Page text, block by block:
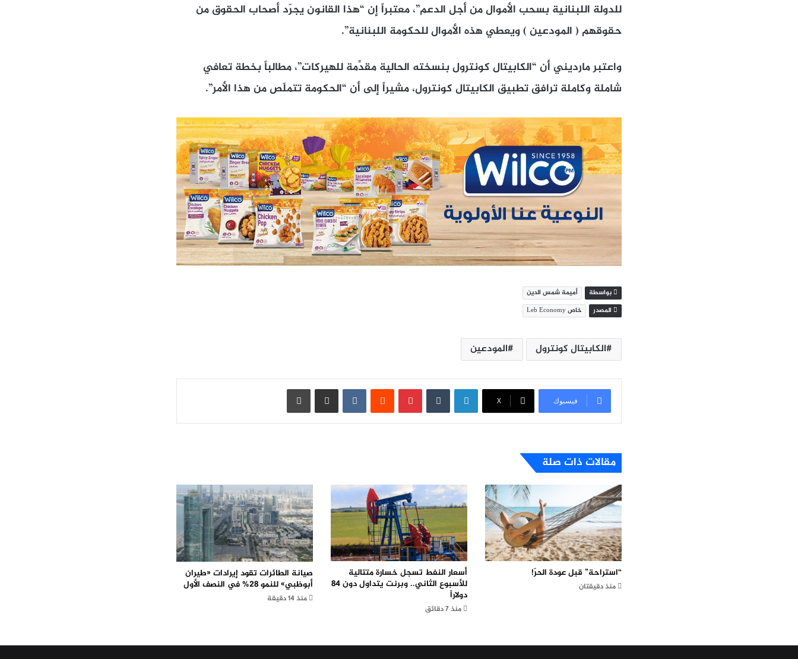
للدولة اللبنانية بسحب الأموال من أجل الدعم”، معتبراً إن “هذا القانون يجرّد أصحاب الحقوق من
حقوقهم ( المودعين ) ويعطي هذه الأموال للحكومة اللبنانية”.
واعتبر مارديني أن “الكابيتال كونترول بنسخته الحالية مقدِّمة للهيركات”، مطالباً بخطة تعافي
شاملة وكاملة ترافق تطبيق الكابيتال كونترول، مشيراً إلى أن “الحكومة تتملّص من هذا الأمر”.
بواسطة
أميمة شمس الدين
المصدر
خاص Leb Economy
الكابيتال كونترول المودعين
فيسبوك X
لينكدإن بينتيريست مشاركة عبر البريد طباعة
مقالات ذات صلة
“استراحة” قبل عودة الحرّ!
منذ دقيقتان
أسعار النفط تسجل خسارة متتالية
للأسبوع الثاني.. وبرنت يتداول دون 84
دولاراً
منذ 7 دقائق
صيانة الطائرات تقود إيرادات «طيران
أبوظبي» للنمو 28% في النصف الأول
منذ 14 دقيقة